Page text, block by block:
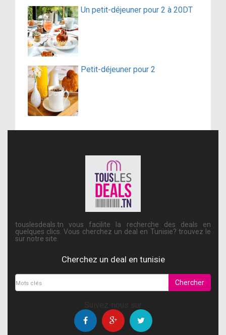
Un petit-déjeuner pour 2 à 20DT
Petit-déjeuner pour 2
touslesdeals.tn vous facilite la recherche des deals en
quelques clics. Vous cherchez un deal en Tunisie? trouvez le
sur notre site.
Cherchez un deal en tunisie
Chercher